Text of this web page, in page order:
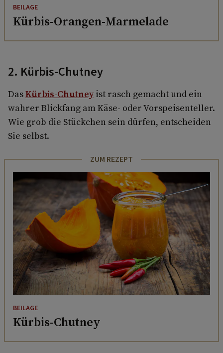
BEILAGE
Kürbis-Orangen-Marmelade
2. Kürbis-Chutney
DasKürbis-Chutneyist rasch gemacht und ein
wahrer Blickfang am Käse- oder Vorspeisenteller.
Wie grob die Stückchen sein dürfen, entscheiden
Sie selbst.
ZUM REZEPT
BEILAGE
Kürbis-Chutney